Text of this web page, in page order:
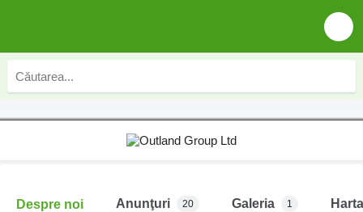
Despre noi Anunţuri 20 Galeria 1 Harta